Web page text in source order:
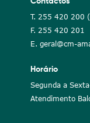
T. 255 420 200
F. 255 420 201
E. geral@cm-
Horário
Segunda a
Atendimento